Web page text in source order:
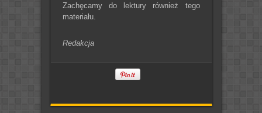
Zachęcamy do lektury również tego
materiału.
Redakcja